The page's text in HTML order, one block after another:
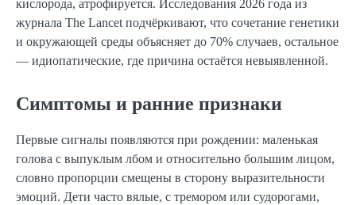
кислорода, атрофируется. Исследования 2026 года из
журнала The Lancet подчёркивают, что сочетание генетики
и окружающей среды объясняет до 70% случаев, остальное
— идиопатические, где причина остаётся невыявленной.
Симптомы и ранние признаки
Первые сигналы появляются при рождении: маленькая
голова с выпуклым лбом и относительно большим лицом,
словно пропорции смещены в сторону выразительности
эмоций. Дети часто вялые, с тремором или судорогами,